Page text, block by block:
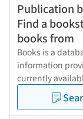
Publication
Find a
books from
Books is a
information
currently